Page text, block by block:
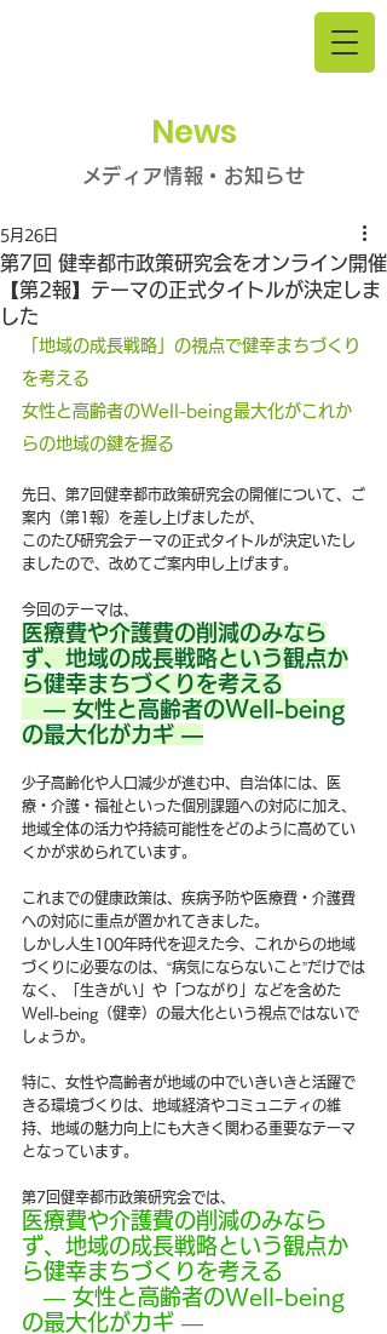
News
メディア情報・お知らせ
第7回 健幸都市政策研究会をオンライン開催
【第2報】テーマの正式タイトルが決定しま
した
5月26日
「地域の成長戦略」の視点で健幸まちづくり
を考える
女性と高齢者のWell-being最大化がこれか
らの地域の鍵を握る
先日、第7回健幸都市政策研究会の開催について、ご
案内（第1報）を差し上げましたが、
このたび研究会テーマの正式タイトルが決定いたし
ましたので、改めてご案内申し上げます。
今回のテーマは、
医療費や介護費の削減のみなら
ず、地域の成長戦略という観点か
ら健幸まちづくりを考える
― 女性と高齢者のWell-being
の最大化がカギ ―
少子高齢化や人口減少が進む中、自治体には、医
療・介護・福祉といった個別課題への対応に加え、
地域全体の活力や持続可能性をどのように高めてい
くかが求められています。
これまでの健康政策は、疾病予防や医療費・介護費
への対応に重点が置かれてきました。
しかし人生100年時代を迎えた今、これからの地域
づくりに必要なのは、“病気にならないこと”だけでは
なく、「生きがい」や「つながり」などを含めた
Well-being（健幸）の最大化という視点ではないで
しょうか。
特に、女性や高齢者が地域の中でいきいきと活躍で
きる環境づくりは、地域経済やコミュニティの維
持、地域の魅力向上にも大きく関わる重要なテーマ
となっています。
第7回健幸都市政策研究会では、
医療費や介護費の削減のみなら
ず、地域の成長戦略という観点か
ら健幸まちづくりを考える
― 女性と高齢者のWell-being
の最大化がカギ ―